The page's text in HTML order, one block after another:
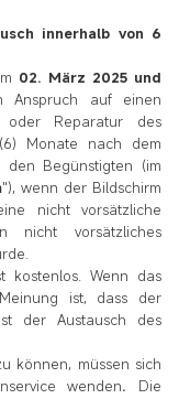
innerhalb von 6
02. März 2025 und
Anspruch auf einen
oder Reparatur des
Monate nach dem
Begünstigten (im
"), wenn der Bildschirm
nicht vorsätzliche
nicht vorsätzliches
kostenlos. Wenn das
ist, dass der
der Austausch des
können, müssen sich
wenden. Die